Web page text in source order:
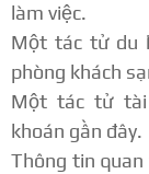
làm việc.
Một tác tử du
phòng khách
Một tác tử tài
khoán gần đây.
Thông tin quan